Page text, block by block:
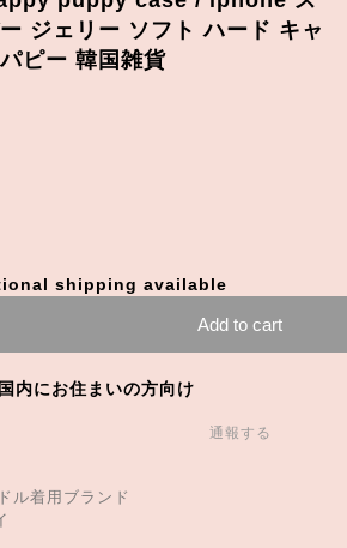
ジェリー ソフト ハード キャ
ピー 韓国雑貨
shipping available
Add to cart
内にお住まいの方向け
通報する
ル着用ブランド